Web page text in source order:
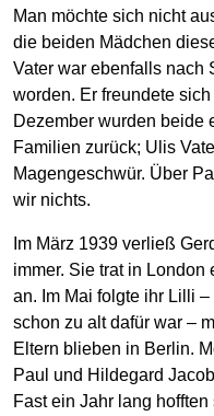
Man möchte sich nicht
die beiden Mädchen
Vater war ebenfalls nach
worden. Er freundete
Dezember wurden beide
Familien zurück; Ulis
Magengeschwür. Über
wir nichts.
Im März 1939 verließ
immer. Sie trat in
an. Im Mai folgte ihr Lilli
schon zu alt dafür war –
Eltern blieben in Berlin.
Paul und Hildegard
Fast ein Jahr lang